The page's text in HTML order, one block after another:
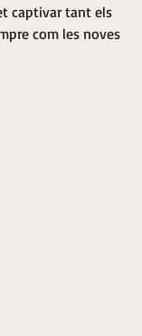
captivar tant els
com les noves